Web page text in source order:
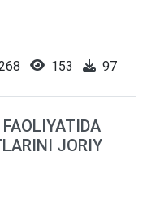
bilan ajralib
moliya tizimi
tahlili asosida
xizmat qilishi
islomiy
qaratilib, bu
quvvatlash,
153 97
JORIY